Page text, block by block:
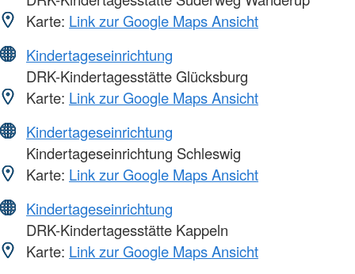
Karte: Link zur Google Maps Ansicht
Kindertageseinrichtung
DRK-Kindertagesstätte Glücksburg
Karte: Link zur Google Maps Ansicht
Kindertageseinrichtung
Kindertageseinrichtung Schleswig
Karte: Link zur Google Maps Ansicht
Kindertageseinrichtung
DRK-Kindertagesstätte Kappeln
Karte: Link zur Google Maps Ansicht